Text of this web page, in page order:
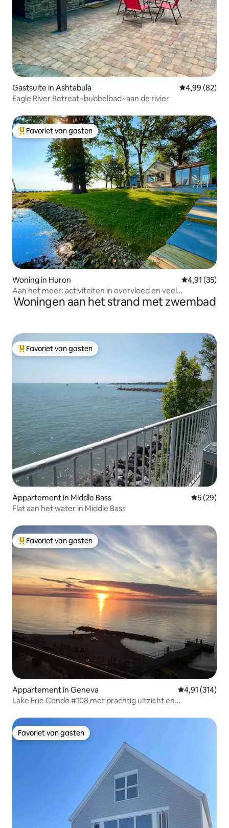
Gastsuite in Ashtabula Gemiddelde
4,99 (82)
Eagle River Retreat~bubbelbad~aan de rivier
Topfavoriet van gasten
Favoriet van gasten
Woning in Huron Gemiddelde
4,91 (35)
Aan het meer: activiteiten in overvloed en veel
parkeergelegenheid
Woningen aan het strand met zwembad
Topfavoriet van gasten
Favoriet van gasten
Appartement in Middle Bass
5 (29)
Flat aan het water in Middle Bass
Topfavoriet van gasten
Favoriet van gasten
Appartement in Geneva Gemiddelde
4,91 (314)
Lake Erie Condo #108 met prachtig uitzicht en
Favoriet van gasten
Favoriet van gasten